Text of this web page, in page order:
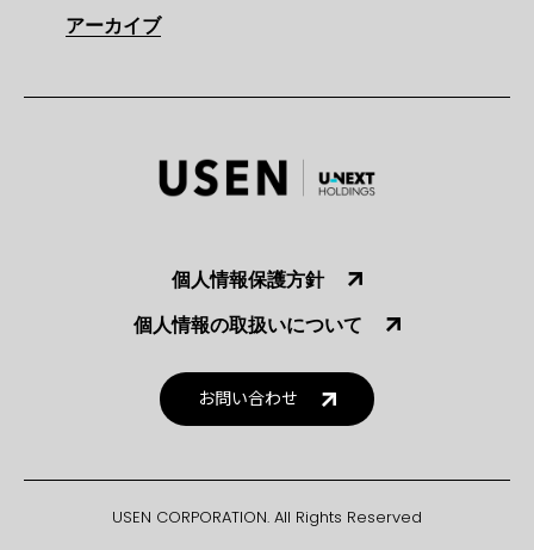
アーカイブ
個人情報保護方針
個人情報の取扱いについて
お問い合わせ
USEN CORPORATION. All Rights Reserved